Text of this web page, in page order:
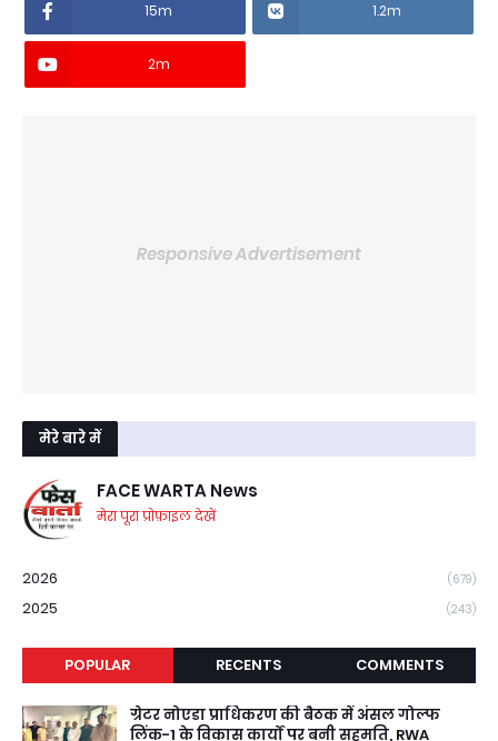
15m 1.2m
2m
Responsive Advertisement
मेरे बारे में
FACE WARTA News
मेरा पूरा प्रोफ़ाइल देखें
2026 (679)
2025 (243)
POPULAR RECENTS COMMENTS
ग्रेटर नोएडा प्राधिकरण की बैठक में अंसल गोल्फ
लिंक-1 के विकास कार्यों पर बनी सहमति, RWA